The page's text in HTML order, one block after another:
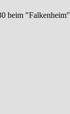
beim "Falkenheim"